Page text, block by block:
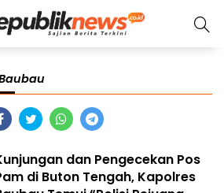
dan Pengecekan Pos
di Buton Tengah, Kapolres